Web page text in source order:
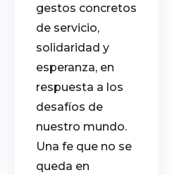
gestos concretos
de servicio,
solidaridad y
esperanza, en
respuesta a los
desafíos de
nuestro mundo.
Una fe que no se
queda en